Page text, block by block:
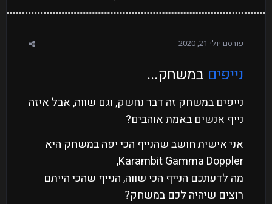
פורסם יולי 21, 2020
נייפים במשחק...
נייפים במשחק זה דבר נחשק, וגם שווה, אבל איזה
נייף אנשים באמת אוהבים?
אני אישית חושב שהנייף הכי יפה במשחק היא
Karambit Gamma Doppler,
מה לדעתכם הנייף הכי שווה, הנייף שהכי הייתם
רוצים שיהיה לכם במשחק?